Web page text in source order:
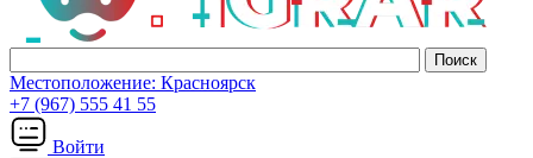
Местоположение: Красноярск
+7 (967) 555 41 55
Войти